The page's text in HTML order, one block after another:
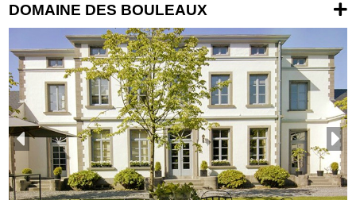
DOMAINE DES BOULEAUX